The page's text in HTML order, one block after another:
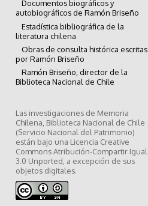
Documentos biográficos y
autobiográficos de Ramón Briseño
Estadística bibliográfica de la
literatura chilena
Obras de consulta histórica escritas
por Ramón Briseño
Ramón Briseño, director de la
Biblioteca Nacional de Chile
Las investigaciones de Memoria
Chilena, Biblioteca Nacional de Chile
(Servicio Nacional del Patrimonio)
están bajo una Licencia Creative
Commons Atribución-Compartir Igual
3.0 Unported, a excepción de sus
objetos digitales.